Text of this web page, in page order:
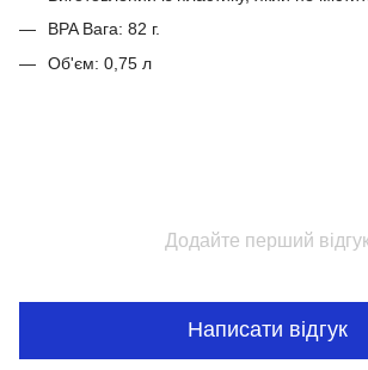
BPA Вага: 82 г.
Об'єм: 0,75 л
Додайте перший
Написати відгук